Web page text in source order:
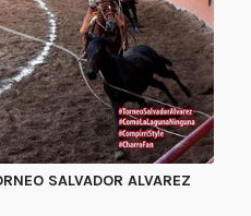
SALVADOR ALVAREZ